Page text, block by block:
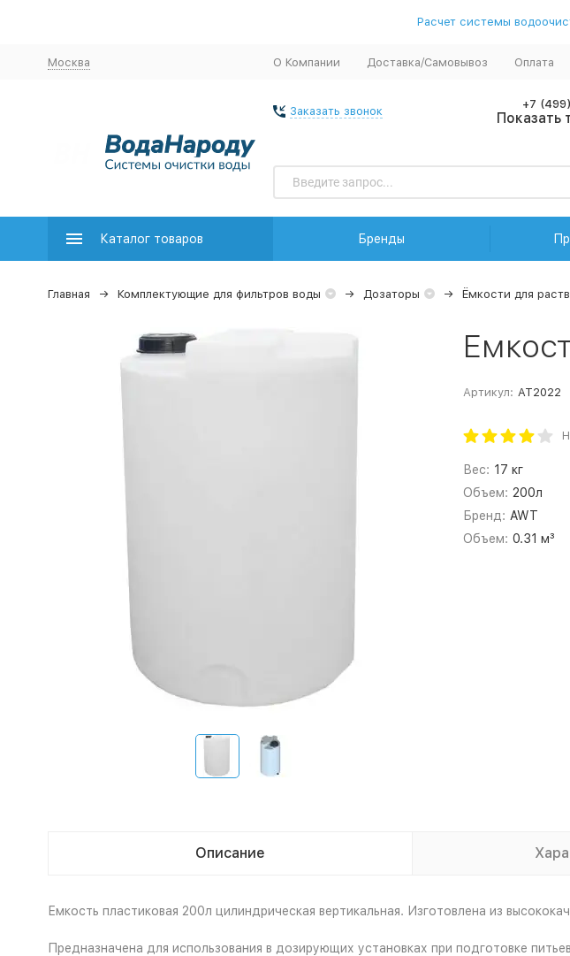
Расчет системы
Москва О Компании Доставка/Самовывоз Оплата
Заказать звонок
+7
Показать
Каталог товаров Бренды
Главная Комплектующие для фильтров воды Дозаторы Ёмкости для
Артикул: AT2022
Вес: 17 кг
Объем: 200л
Бренд: AWT
Объем: 0.31 м³
Описание
Емкость пластиковая 200л цилиндрическая вертикальная. Изготовлена из
Предназначена для использования в дозирующих установках при подготовке